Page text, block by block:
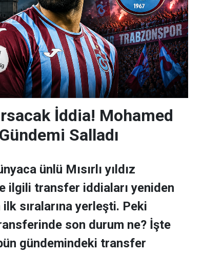
İddia! Mohamed
Salladı
ünlü Mısırlı yıldız
ilgili transfer iddiaları yeniden
sıralarına yerleşti. Peki
son durum ne? İşte
gündemindeki transfer